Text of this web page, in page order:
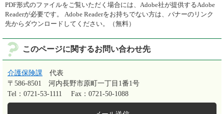
PDF形式のファイルをご覧いただく場合には、Adobe社が提供するAdobe
Readerが必要です。
Adobe Readerをお持ちでない方は、バナーのリンク
先からダウンロードしてください。（無料）
このページに関するお問い合わせ先
介護保険課
代表
〒586-8501
河内長野市原町一丁目1番1号
Tel：0721-53-1111
Fax：0721-50-1088